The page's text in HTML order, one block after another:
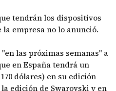
tendrán los dispositivos
la empresa no lo anunció.
las próximas semanas" a
en España tendrá un
dólares) en su edición
edición de Swarovski y en